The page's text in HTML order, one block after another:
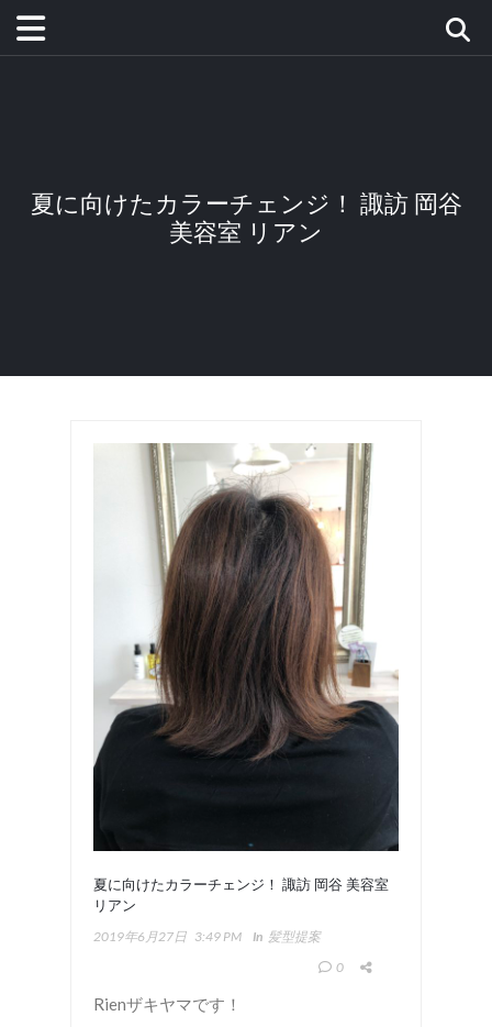
夏に向けたカラーチェンジ！ 諏訪 岡谷
美容室 リアン
夏に向けたカラーチェンジ！ 諏訪 岡谷 美容室
リアン
2019年6月27日 3:49 PM In 髪型提案
0
Rienザキヤマです！